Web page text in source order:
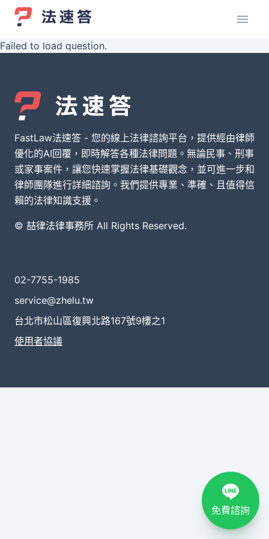
Failed to load question.
FastLaw法速答 - 您的線上法律諮詢平台，提供經由律師
優化的AI回覆，即時解答各種法律問題。無論民事、刑事
或家事案件，讓您快速掌握法律基礎觀念，並可進一步和
律師團隊進行詳細諮詢。我們提供專業、準確、且值得信
賴的法律知識支援。
© 喆律法律事務所 All Rights Reserved.
02-7755-1985
service@zhelu.tw
台北市松山區復興北路167號9樓之1
使用者協議
免費諮詢